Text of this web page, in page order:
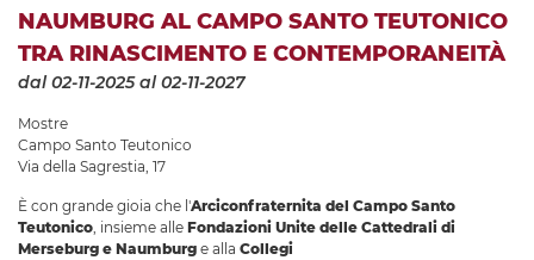
NAUMBURG AL CAMPO SANTO TEUTONICO
TRA RINASCIMENTO E CONTEMPORANEITÀ
dal 02-11-2025al 02-11-2027
Mostre
Campo Santo Teutonico
Via della Sagrestia, 17
È con grande gioia che l'Arciconfraternita del Campo Santo
Teutonico, insieme alle Fondazioni Unite delle Cattedrali di
Merseburg e Naumburg e alla Collegi